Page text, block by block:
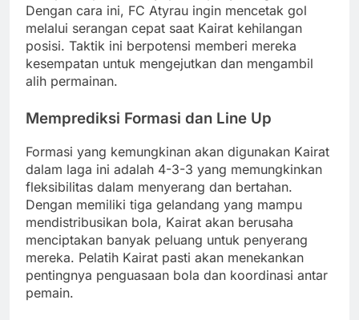
Dengan cara ini, FC Atyrau ingin mencetak gol
melalui serangan cepat saat Kairat kehilangan
posisi. Taktik ini berpotensi memberi mereka
kesempatan untuk mengejutkan dan mengambil
alih permainan.
Memprediksi Formasi dan Line Up
Formasi yang kemungkinan akan digunakan Kairat
dalam laga ini adalah 4-3-3 yang memungkinkan
fleksibilitas dalam menyerang dan bertahan.
Dengan memiliki tiga gelandang yang mampu
mendistribusikan bola, Kairat akan berusaha
menciptakan banyak peluang untuk penyerang
mereka. Pelatih Kairat pasti akan menekankan
pentingnya penguasaan bola dan koordinasi antar
pemain.